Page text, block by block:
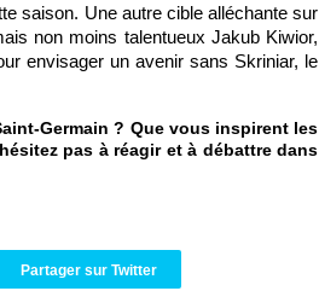
saison. Une autre cible alléchante sur
non moins talentueux Jakub Kiwior,
envisager un avenir sans Skriniar, le
Germain ? Que vous inspirent les
pas à réagir et à débattre dans
Partager sur Twitter